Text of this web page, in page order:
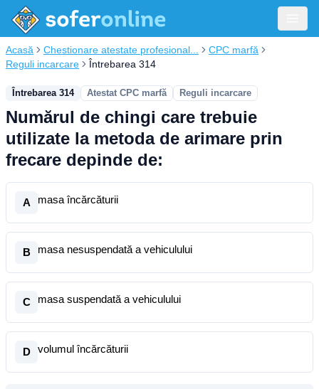
Acasă Chestionare atestate profesional...
CPC marfă
Reguli incarcare
Întrebarea 314
Întrebarea 314 Atestat CPC marfă Reguli incarcare
Numărul de chingi care trebuie
utilizate la metoda de arimare prin
frecare depinde de:
A masa încărcăturii
B masa nesuspendată a vehiculului
C masa suspendată a vehiculului
D volumul încărcăturii